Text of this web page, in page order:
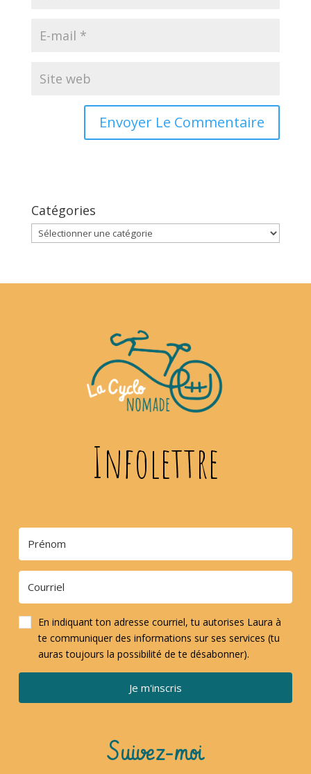
Catégories
Catégories
Infolettre
En indiquant ton adresse courriel, tu autorises Laura à
te communiquer des informations sur ses services (tu
auras toujours la possibilité de te désabonner).
Je m'inscris
Suivez-moi